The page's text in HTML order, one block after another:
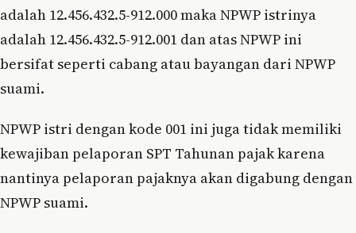
adalah 12.456.432.5-912.000 maka NPWP istrinya
adalah 12.456.432.5-912.001 dan atas NPWP ini
bersifat seperti cabang atau bayangan dari NPWP
suami.
NPWP istri dengan kode 001 ini juga tidak memiliki
kewajiban pelaporan SPT Tahunan pajak karena
nantinya pelaporan pajaknya akan digabung dengan
NPWP suami.